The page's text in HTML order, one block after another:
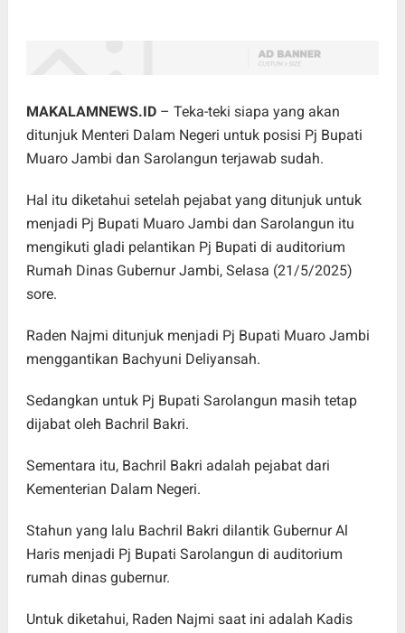
MAKALAMNEWS.ID – Teka-teki siapa yang akan
ditunjuk Menteri Dalam Negeri untuk posisi Pj Bupati
Muaro Jambi dan Sarolangun terjawab sudah.
Hal itu diketahui setelah pejabat yang ditunjuk untuk
menjadi Pj Bupati Muaro Jambi dan Sarolangun itu
mengikuti gladi pelantikan Pj Bupati di auditorium
Rumah Dinas Gubernur Jambi, Selasa (21/5/2025)
sore.
Raden Najmi ditunjuk menjadi Pj Bupati Muaro Jambi
menggantikan Bachyuni Deliyansah.
Sedangkan untuk Pj Bupati Sarolangun masih tetap
dijabat oleh Bachril Bakri.
Sementara itu, Bachril Bakri adalah pejabat dari
Kementerian Dalam Negeri.
Stahun yang lalu Bachril Bakri dilantik Gubernur Al
Haris menjadi Pj Bupati Sarolangun di auditorium
rumah dinas gubernur.
Untuk diketahui, Raden Najmi saat ini adalah Kadis